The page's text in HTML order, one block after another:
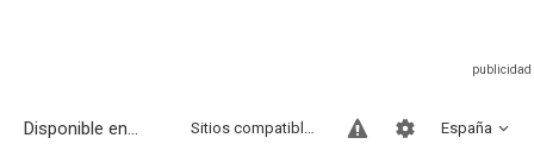
Disponible en... España
Sitios compatibles